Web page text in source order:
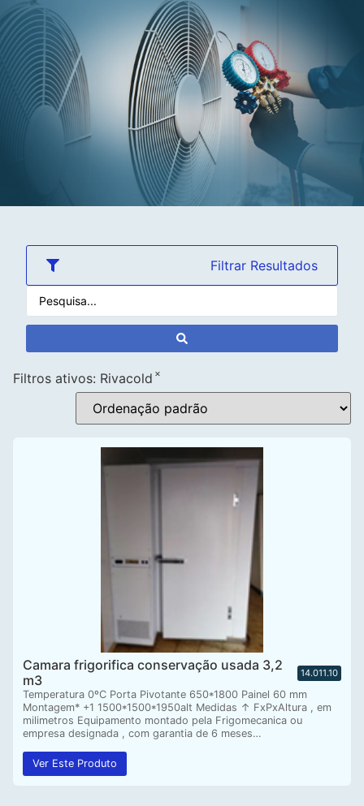
Filtrar Resultados
Filtros ativos: Rivacold ×
Camara frigorifica conservação usada 3,2
m3
14.011.10
Temperatura 0ºC Porta Pivotante 650*1800 Painel 60 mm
Montagem* +1 1500*1500*1950alt Medidas ↑ FxPxAltura , em
milimetros Equipamento montado pela Frigomecanica ou
empresa designada , com garantia de 6 meses…
Ver Este Produto